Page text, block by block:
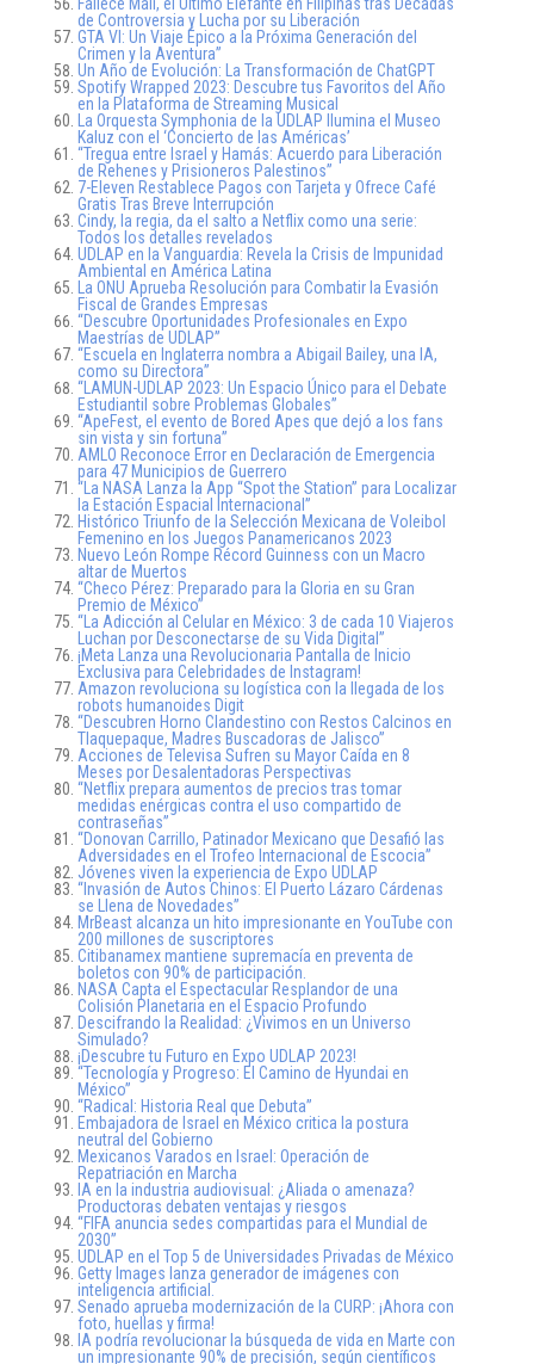
de Controversia y Lucha por su Liberación
GTA VI: Un Viaje Épico a la Próxima Generación del
Crimen y la Aventura”
Un Año de Evolución: La Transformación de ChatGPT
Spotify Wrapped 2023: Descubre tus Favoritos del Año
en la Plataforma de Streaming Musical
La Orquesta Symphonia de la UDLAP Ilumina el Museo
Kaluz con el ‘Concierto de las Américas’
“Tregua entre Israel y Hamás: Acuerdo para Liberación
de Rehenes y Prisioneros Palestinos”
7-Eleven Restablece Pagos con Tarjeta y Ofrece Café
Gratis Tras Breve Interrupción
Cindy, la regia, da el salto a Netflix como una serie:
Todos los detalles revelados
UDLAP en la Vanguardia: Revela la Crisis de Impunidad
Ambiental en América Latina
La ONU Aprueba Resolución para Combatir la Evasión
Fiscal de Grandes Empresas
“Descubre Oportunidades Profesionales en Expo
Maestrías de UDLAP”
“Escuela en Inglaterra nombra a Abigail Bailey, una IA,
como su Directora”
“LAMUN-UDLAP 2023: Un Espacio Único para el Debate
Estudiantil sobre Problemas Globales”
“ApeFest, el evento de Bored Apes que dejó a los fans
sin vista y sin fortuna”
AMLO Reconoce Error en Declaración de Emergencia
para 47 Municipios de Guerrero
“La NASA Lanza la App “Spot the Station” para Localizar
la Estación Espacial Internacional”
Histórico Triunfo de la Selección Mexicana de Voleibol
Femenino en los Juegos Panamericanos 2023
Nuevo León Rompe Récord Guinness con un Macro
altar de Muertos
“Checo Pérez: Preparado para la Gloria en su Gran
Premio de México”
“La Adicción al Celular en México: 3 de cada 10 Viajeros
Luchan por Desconectarse de su Vida Digital”
¡Meta Lanza una Revolucionaria Pantalla de Inicio
Exclusiva para Celebridades de Instagram!
Amazon revoluciona su logística con la llegada de los
robots humanoides Digit
“Descubren Horno Clandestino con Restos Calcinos en
Tlaquepaque, Madres Buscadoras de Jalisco”
Acciones de Televisa Sufren su Mayor Caída en 8
Meses por Desalentadoras Perspectivas
“Netflix prepara aumentos de precios tras tomar
medidas enérgicas contra el uso compartido de
contraseñas”
“Donovan Carrillo, Patinador Mexicano que Desafió las
Adversidades en el Trofeo Internacional de Escocia”
Jóvenes viven la experiencia de Expo UDLAP
“Invasión de Autos Chinos: El Puerto Lázaro Cárdenas
se Llena de Novedades”
MrBeast alcanza un hito impresionante en YouTube con
200 millones de suscriptores
Citibanamex mantiene supremacía en preventa de
boletos con 90% de participación.
NASA Capta el Espectacular Resplandor de una
Colisión Planetaria en el Espacio Profundo
Descifrando la Realidad: ¿Vivimos en un Universo
Simulado?
¡Descubre tu Futuro en Expo UDLAP 2023!
“Tecnología y Progreso: El Camino de Hyundai en
México”
“Radical: Historia Real que Debuta”
Embajadora de Israel en México critica la postura
neutral del Gobierno
Mexicanos Varados en Israel: Operación de
Repatriación en Marcha
IA en la industria audiovisual: ¿Aliada o amenaza?
Productoras debaten ventajas y riesgos
“FIFA anuncia sedes compartidas para el Mundial de
2030”
UDLAP en el Top 5 de Universidades Privadas de México
Getty Images lanza generador de imágenes con
inteligencia artificial.
Senado aprueba modernización de la CURP: ¡Ahora con
foto, huellas y firma!
IA podría revolucionar la búsqueda de vida en Marte con
un impresionante 90% de precisión, según científicos